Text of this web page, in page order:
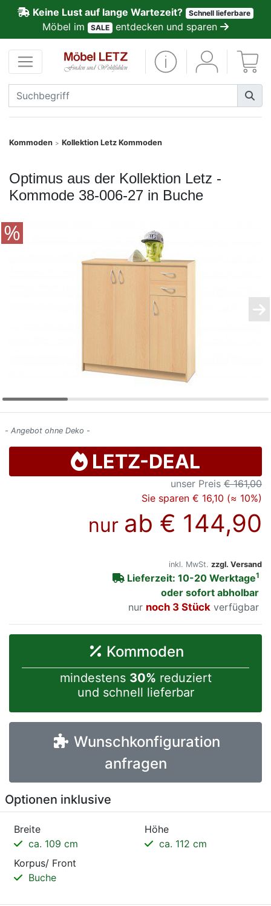
Keine Lust auf lange Wartezeit? Schnell lieferbare
Möbel im SALE entdecken und sparen
Kommoden > Kollektion Letz Kommoden
Optimus aus der Kollektion Letz -
Kommode 38-006-27 in Buche
- Angebot ohne Deko -
LETZ-DEAL
unser Preis € 161,00
Sie sparen € 16,10 (≈ 10%)
nur ab € 144,90
inkl. MwSt. zzgl. Versand
Lieferzeit: 10-20 Werktage1
oder sofort abholbar
nur
noch 3 Stück verfügbar
Kommoden
mindestens 30% reduziert
und schnell lieferbar
Wunschkonfiguration
anfragen
Optionen inklusive
Breite
ca. 109 cm
Höhe
ca. 112 cm
Korpus/ Front
Buche
Kundenmeinungen
Anmelden
PREMIUM
Schnell
SALE
Deals